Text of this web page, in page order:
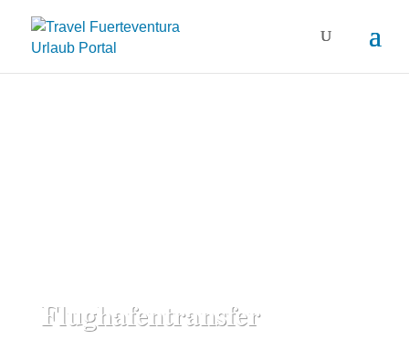
Flughafentransfer